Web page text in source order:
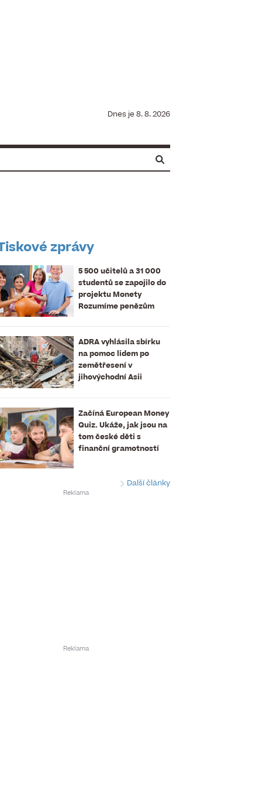
Dnes je 8. 8. 2026
zprávy
5 500 učitelů a 31 000
studentů se zapojilo do
projektu Monety
Rozumíme penězům
ADRA vyhlásila sbírku
na pomoc lidem po
zemětřesení v
jihovýchodní Asii
Začíná European Money
Quiz. Ukáže, jak jsou na
tom české děti s
finanční gramotností
Další články